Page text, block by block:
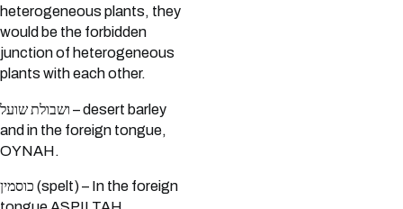
heterogeneous plants, they
would be the forbidden
junction of heterogeneous
plants with each other.
ושבולת שועל – desert barley
and in the foreign tongue,
OYNAH.
כוסמין (spelt) – In the foreign